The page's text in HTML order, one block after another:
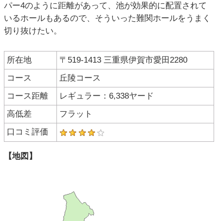
パー4のように距離があって、池が効果的に配置されて
いるホールもあるので、そういった難関ホールをうまく
切り抜けたい。
所在地
〒519-1413 三重県伊賀市愛田2280
コース
丘陵コース
コース距離
レギュラー：6,338ヤード
高低差
フラット
口コミ評価
【地図】